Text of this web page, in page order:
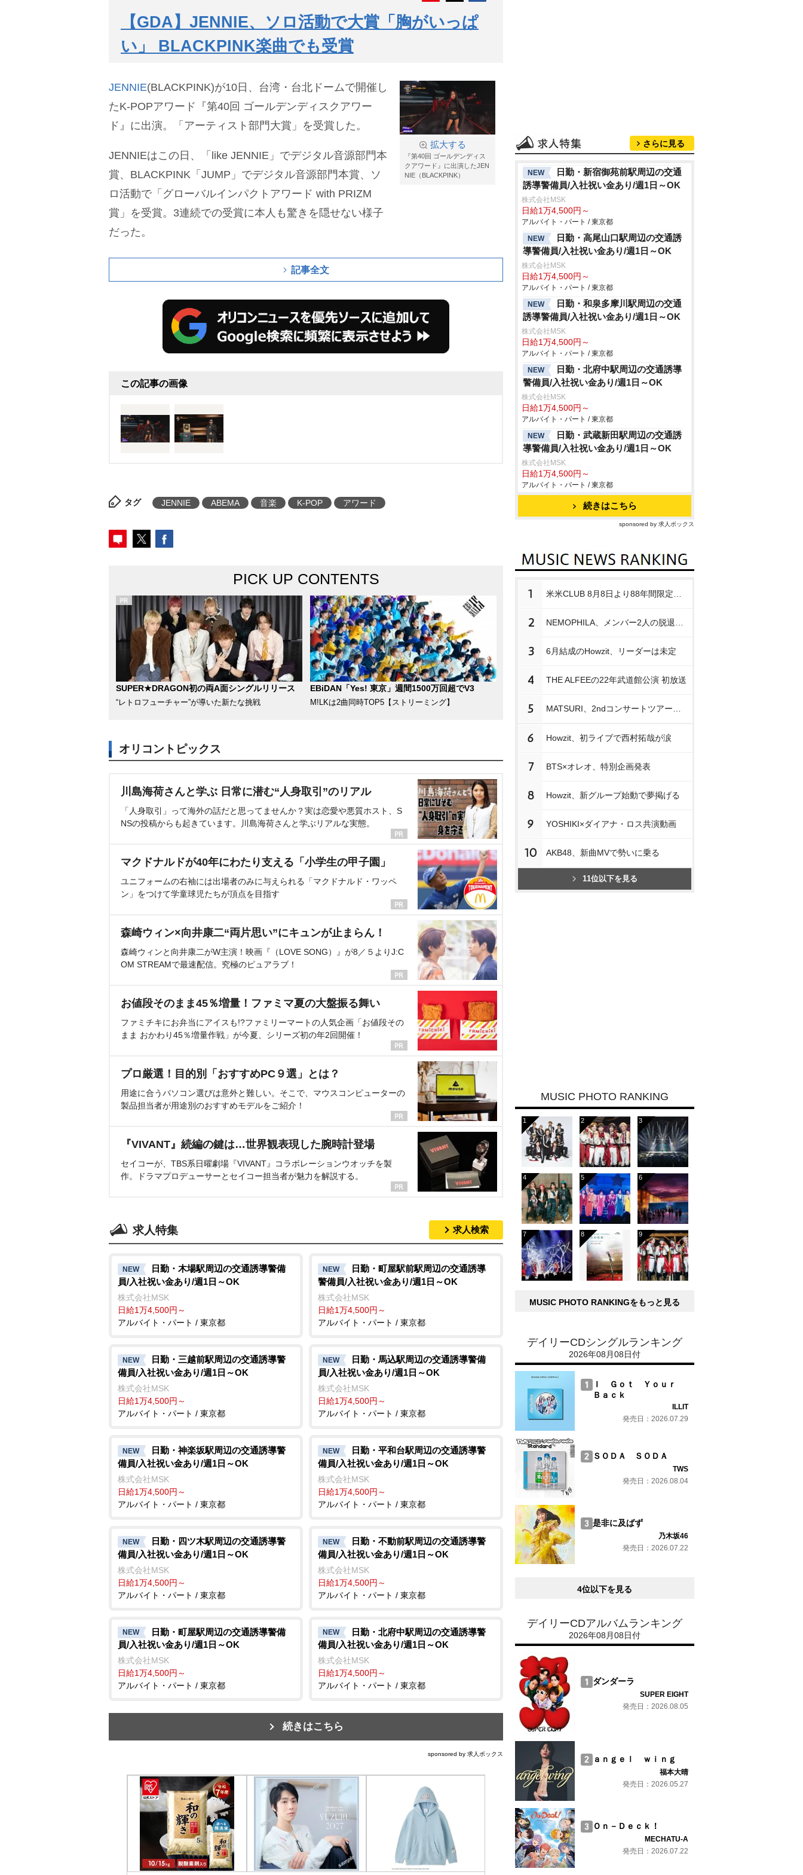
【GDA】JENNIE、ソロ活動で大賞「胸がいっぱ
い」 BLACKPINK楽曲でも受賞
拡大する
『第40回 ゴールデンディス
クアワード』に出演したJEN
NIE（BLACKPINK）
JENNIE(BLACKPINK)が10日、台湾・台北ドームで開催し
たK-POPアワード『第40回 ゴールデンディスクアワー
ド』に出演。「アーティスト部門大賞」を受賞した。
JENNIEはこの日、「like JENNIE」でデジタル音源部門本
賞、BLACKPINK「JUMP」でデジタル音源部門本賞、ソ
ロ活動で「グローバルインパクトアワード with PRIZM
賞」を受賞。3連続での受賞に本人も驚きを隠せない様子
だった。
記事全文
この記事の画像
タグ JENNIE ABEMA 音楽 K-POP アワード
PICK UP CONTENTS
SUPER★DRAGON初の両A面シングルリリース
“レトロフューチャー”が導いた新たな挑戦
EBiDAN「Yes! 東京」週間1500万回超でV3
M!LKは2曲同時TOP5【ストリーミング】
オリコントピックス
川島海荷さんと学ぶ 日常に潜む“人身取引”のリアル
「人身取引」って海外の話だと思ってませんか？実は恋愛や悪質ホスト、S
NSの投稿からも起きています。川島海荷さんと学ぶリアルな実態。
マクドナルドが40年にわたり支える「小学生の甲子園」
ユニフォームの右袖には出場者のみに与えられる「マクドナルド・ワッペ
ン」をつけて学童球児たちが頂点を目指す
森崎ウィン×向井康二“両片思い”にキュンが止まらん！
森崎ウィンと向井康二がW主演！映画『（LOVE SONG）』が8／５よりJ:C
OM STREAMで最速配信。究極のピュアラブ！
お値段そのまま45％増量！ファミマ夏の大盤振る舞い
ファミチキにお弁当にアイスも!?ファミリーマートの人気企画「お値段その
まま おかわり45％増量作戦」が今夏、シリーズ初の年2回開催！
プロ厳選！目的別「おすすめPC９選」とは？
用途に合うパソコン選びは意外と難しい。そこで、マウスコンピューターの
製品担当者が用途別のおすすめモデルをご紹介！
『VIVANT』続編の鍵は…世界観表現した腕時計登場
セイコーが、TBS系日曜劇場『VIVANT』コラボレーションウオッチを製
作。ドラマプロデューサーとセイコー担当者が魅力を解説する。
求人特集 求人検索
NEW
日勤・木場駅周辺の交通誘導警備
員/入社祝い金あり/週1日～OK
株式会社MSK
日給1万4,500円～
アルバイト・パート / 東京都
NEW
日勤・町屋駅前駅周辺の交通誘導
警備員/入社祝い金あり/週1日～OK
株式会社MSK
日給1万4,500円～
アルバイト・パート / 東京都
NEW
日勤・三越前駅周辺の交通誘導警
備員/入社祝い金あり/週1日～OK
株式会社MSK
日給1万4,500円～
アルバイト・パート / 東京都
NEW
日勤・馬込駅周辺の交通誘導警備
員/入社祝い金あり/週1日～OK
株式会社MSK
日給1万4,500円～
アルバイト・パート / 東京都
NEW
日勤・神楽坂駅周辺の交通誘導警
備員/入社祝い金あり/週1日～OK
株式会社MSK
日給1万4,500円～
アルバイト・パート / 東京都
NEW
日勤・平和台駅周辺の交通誘導警
備員/入社祝い金あり/週1日～OK
株式会社MSK
日給1万4,500円～
アルバイト・パート / 東京都
NEW
日勤・四ツ木駅周辺の交通誘導警
備員/入社祝い金あり/週1日～OK
株式会社MSK
日給1万4,500円～
アルバイト・パート / 東京都
NEW
日勤・不動前駅周辺の交通誘導警
備員/入社祝い金あり/週1日～OK
株式会社MSK
日給1万4,500円～
アルバイト・パート / 東京都
NEW
日勤・町屋駅周辺の交通誘導警備
員/入社祝い金あり/週1日～OK
株式会社MSK
日給1万4,500円～
アルバイト・パート / 東京都
NEW
日勤・北府中駅周辺の交通誘導警
備員/入社祝い金あり/週1日～OK
株式会社MSK
日給1万4,500円～
アルバイト・パート / 東京都
続きはこちら
sponsored by 求人ボックス
さらに見る
NEW
日勤・新宿御苑前駅周辺の交通
誘導警備員/入社祝い金あり/週1日～OK
株式会社MSK
日給1万4,500円～
アルバイト・パート / 東京都
NEW
日勤・高尾山口駅周辺の交通誘
導警備員/入社祝い金あり/週1日～OK
株式会社MSK
日給1万4,500円～
アルバイト・パート / 東京都
NEW
日勤・和泉多摩川駅周辺の交通
誘導警備員/入社祝い金あり/週1日～OK
株式会社MSK
日給1万4,500円～
アルバイト・パート / 東京都
NEW
日勤・北府中駅周辺の交通誘導
警備員/入社祝い金あり/週1日～OK
株式会社MSK
日給1万4,500円～
アルバイト・パート / 東京都
NEW
日勤・武蔵新田駅周辺の交通誘
導警備員/入社祝い金あり/週1日～OK
株式会社MSK
日給1万4,500円～
アルバイト・パート / 東京都
続きはこちら
sponsored by 求人ボックス
1
2
3 6月結成のHowzit、リーダーは未定
4 THE ALFEEの22年武道館公演 初放送
5
6 Howzit、初ライブで西村拓哉が涙
7 BTS×オレオ、特別企画発表
8 Howzit、新グループ始動で夢掲げる
9 YOSHIKI×ダイアナ・ロス共演動画
10 AKB48、新曲MVで勢いに乗る
11位以下を見る
MUSIC PHOTO RANKING
MUSIC PHOTO RANKINGをもっと見る
デイリーCDシングルランキング
2026年08月08日付
Ｉ Ｇｏｔ Ｙｏｕｒ
Ｂａｃｋ
ILLIT
発売日：2026.07.29
ＳＯＤＡ ＳＯＤＡ
TWS
発売日：2026.08.04
是非に及ばず
乃木坂46
発売日：2026.07.22
4位以下を見る
デイリーCDアルバムランキング
2026年08月08日付
ダンダーラ
SUPER EIGHT
発売日：2026.08.05
ａｎｇｅｌ ｗｉｎｇ
福本大晴
発売日：2026.05.27
Ｏｎ－Ｄｅｃｋ！
MECHATU-A
発売日：2026.07.22